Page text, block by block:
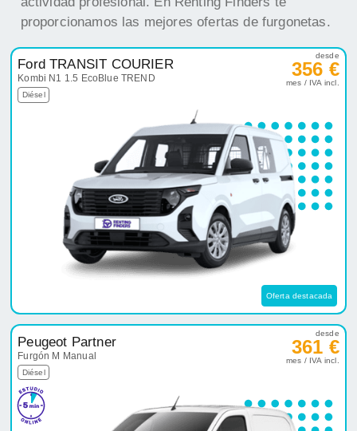
Oferta destacada
Peugeot Partner
Furgón M Manual
desde
361 €
mes / IVA incl.